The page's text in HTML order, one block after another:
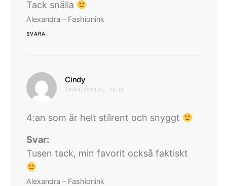
Tack snälla
Alexandra – Fashionink
SVARA
Cindy
29/04/2013 KL. 16:10
4:an som är helt stilrent och snyggt
Svar:
Tusen tack, min favorit också faktiskt
Alexandra – Fashionink